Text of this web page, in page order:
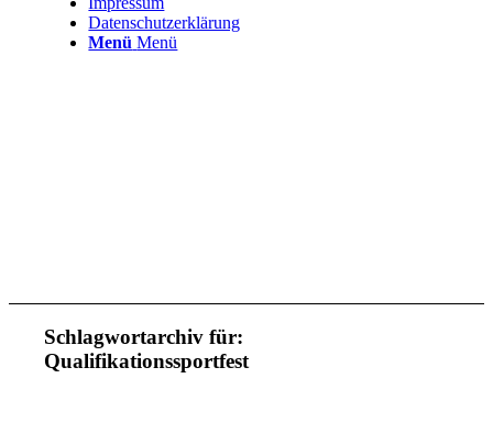
Datenschutzerklärung
Menü Menü
Schlagwortarchiv für:
Qualifikationssportfest